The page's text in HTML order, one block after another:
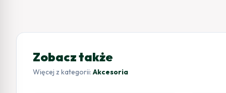
Zobacz także
Więcej z kategorii: Akcesoria